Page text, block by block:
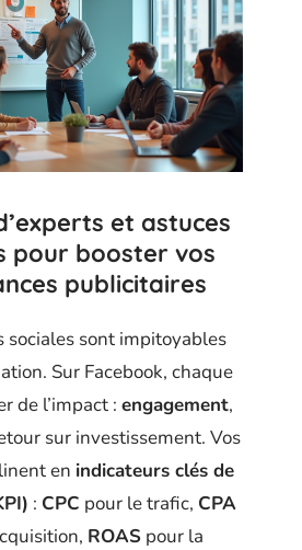
et astuces
pour booster vos
publicitaires
sociales sont impitoyables
Sur Facebook, chaque
de l’impact : engagement,
sur investissement. Vos
en indicateurs clés de
: CPC pour le trafic, CPA
ROAS pour la